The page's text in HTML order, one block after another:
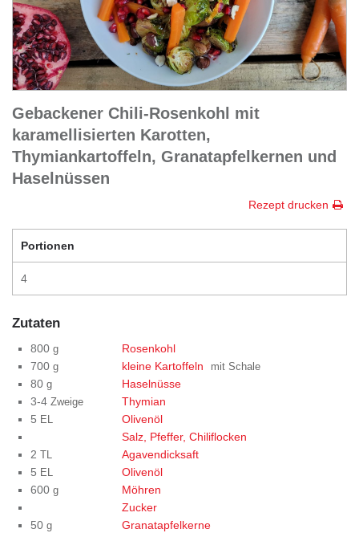
Gebackener Chili-Rosenkohl mit
karamellisierten Karotten,
Thymiankartoffeln, Granatapfelkernen und
Haselnüssen
Rezept drucken
Portionen
4
Zutaten
800 g
Rosenkohl
700 g kleine Kartoffeln mit Schale
80 g
Haselnüsse
3-4 Zweige
Thymian
5 EL
Olivenöl
Salz, Pfeffer, Chiliflocken
2
TL
Agavendicksaft
5 EL
Olivenöl
600 g
Möhren
Zucker
50 g Granatapfelkerne